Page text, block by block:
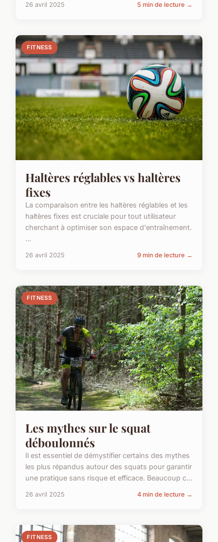
26 avril 2025 5 min de lecture →
FITNESS
Haltères réglables vs haltères
fixes
La comparaison entre les haltères réglables et les
haltères fixes est cruciale pour tout utilisateur
cherchant à optimiser son espace d'entraînement.
...
26 avril 2025 9 min de lecture →
FITNESS
Les mythes sur le squat
déboulonnés
Il est essentiel de démystifier certains des mythes
les plus répandus autour des squats pour garantir
une pratique sans risque et efficace. Beaucoup c...
26 avril 2025 4 min de lecture →
FITNESS